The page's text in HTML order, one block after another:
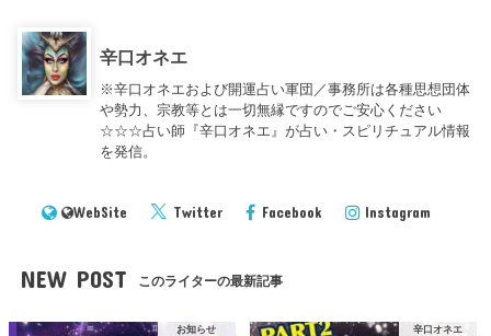
辛口オネエ
※辛口オネエおよび開運占い軍団／事務所は各種思想団体
や勢力、宗教等とは一切無縁ですのでご安心ください
☆☆☆占い師『辛口オネエ』が占い・スピリチュアル情報
を発信。
WebSite Twitter Facebook Instagram
NEW POST このライターの最新記事
お知らせ 辛口オネエ